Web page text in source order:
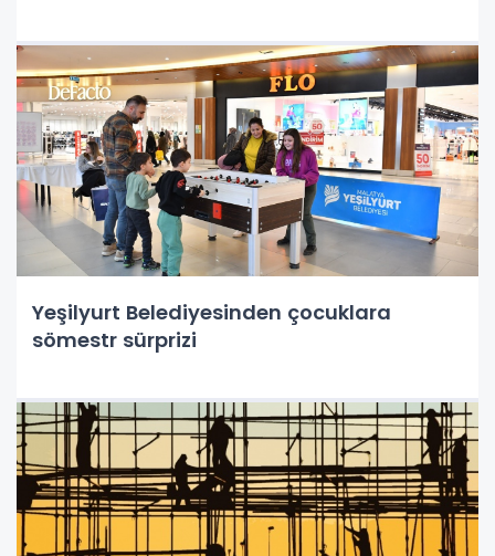
Yeşilyurt Belediyesinden çocuklara
sömestr sürprizi